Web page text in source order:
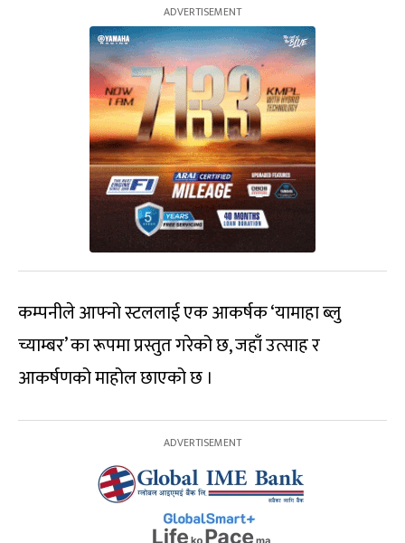
कम्पनीले आफ्नो स्टललाई एक आकर्षक ‘यामाहा ब्लु
च्याम्बर’ का रूपमा प्रस्तुत गरेको छ, जहाँ उत्साह र
आकर्षणको माहोल छाएको छ ।